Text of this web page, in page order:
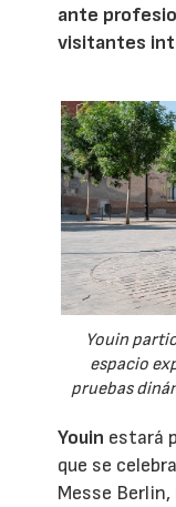
ante
visitantes
Youin
espacio
pruebas
Youin estará
que se
Messe